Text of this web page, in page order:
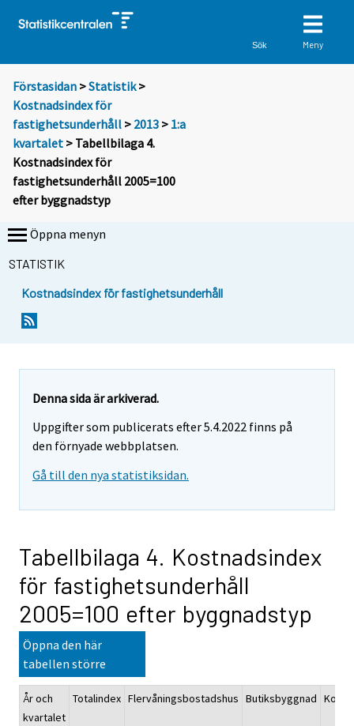
Sök Meny
Förstasidan >Statistik >
Kostnadsindex för
fastighetsunderhåll > 2013 > 1:a
kvartalet > Tabellbilaga 4.
Kostnadsindex för
fastighetsunderhåll 2005=100
efter byggnadstyp
Öppna menyn
STATISTIK
Kostnadsindex för fastighetsunderhåll
Denna sida är arkiverad.
Uppgifter som publicerats efter 5.4.2022 finns på
den förnyade webbplatsen.
Gå till den nya statistiksidan.
Tabellbilaga 4. Kostnadsindex
för fastighetsunderhåll
2005=100 efter byggnadstyp
Öppna den här
tabellen större
År och
kvartalet
Totalindex Flervåningsbostadshus Butiksbyggnad